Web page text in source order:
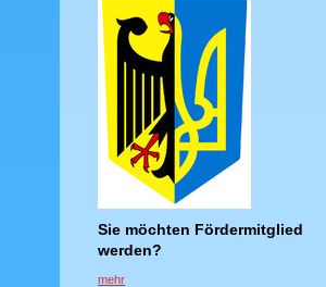
Sie möchten Fördermitglied
werden?
mehr